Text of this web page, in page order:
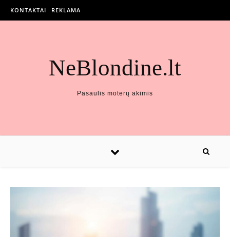
KONTAKTAI REKLAMA
NeBlondine.lt
Pasaulis moterų akimis